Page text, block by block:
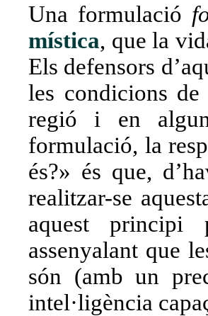
Una formulació
mística, que la
Els defensors
les condicions
regió i en
formulació, la
és?» és que,
realitzar-se
aquest
assenyalant que
són (amb un
intel·ligència